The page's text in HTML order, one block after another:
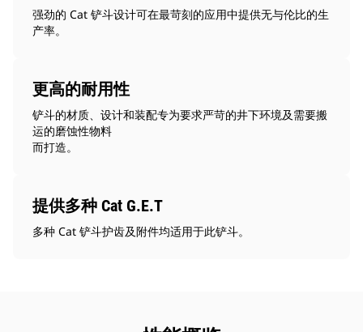
强劲的 Cat 铲斗设计可在最苛刻的应用中提供无与伦比的生
产率。
更高的耐用性
铲斗的材质、设计和装配专为要求严苛的井下环境及需要搬
运的磨蚀性物料
而打造。
提供多种 Cat G.E.T
多种 Cat 铲斗护齿及附件均适用于此铲斗。